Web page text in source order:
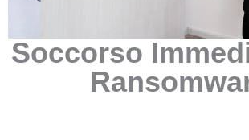
Soccorso